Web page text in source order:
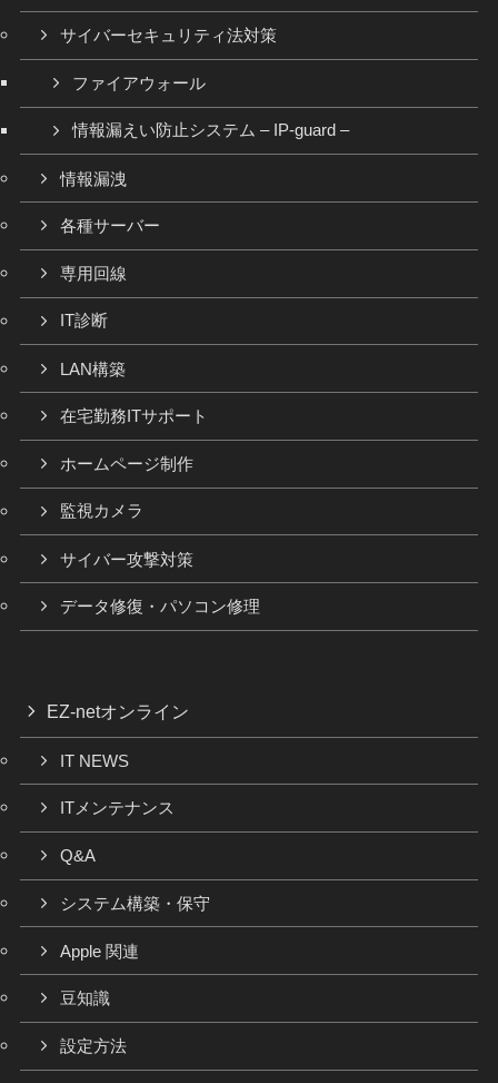
サイバーセキュリティ法対策
ファイアウォール
情報漏えい防止システム – IP-guard –
情報漏洩
各種サーバー
専用回線
IT診断
LAN構築
在宅勤務ITサポート
ホームページ制作
監視カメラ
サイバー攻撃対策
データ修復・パソコン修理
EZ-netオンライン
IT NEWS
ITメンテナンス
Q&A
システム構築・保守
Apple 関連
豆知識
設定方法